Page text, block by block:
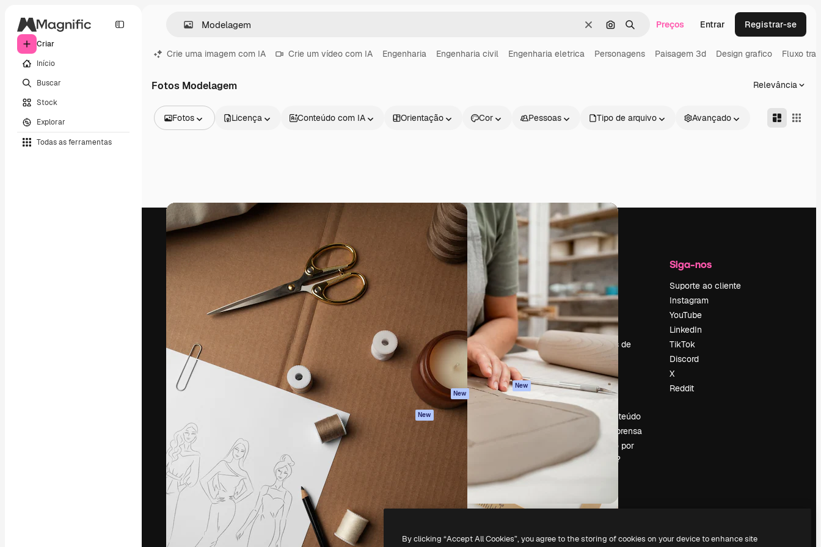
Criar
Início
Buscar
Stock
Explorar
Todas as ferramentas
LimparPesquisar por imagem
BuscarPreços Entrar Registrar-se
Crie uma imagem com IA Crie um vídeo com IA Engenharia Engenharia civil Engenharia eletrica Personagens Paisagem 3d Design grafico Fluxo
Fotos Modelagem Relevância
Fotos
Vídeos
Clipes de vídeo
Animações
Modelos de vídeos
Ícones
Modelos 3D
Fontes
Licença Conteúdo com IA Orientação Cor Pessoas Tipo de arquivo Avançado
A plataforma criativa para você direcionar
seu melhor trabalho. Mais de 1 milhão de
assinantes entre criativos, empresas,
agências e estúdios.
Assistente de IA
imagens
Gerador de vídeos
Texto para voz
Conteúdo de stock
MCP para
Claude/ChatGPT
New
Agentes New
API
App móvel
Todas as
Começar
Academy
Documentação
Atendimento
Termos e
condições
Política de
privacidade
Originais New
Política de cookies
Empresa
Preços
Sobre nós
Reviews
Emprego
Tendências de
Blog
Eventos
Slidesgo
Vender conteúdo
Sala de imprensa
Procurando por
magnific.ai?
Siga-nos
Suporte ao cliente
Instagram
YouTube
LinkedIn
TikTok
Discord
X
Reddit
Copyright © 2010- 2026 Freepik Company S.L.U. Todos os direitos reservados.
By clicking “Accept All Cookies”, you agree to the storing of cookies on your device to enhance site